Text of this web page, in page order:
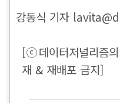
강동식 기자
[ⓒ데이터저널리즘
재 & 재배포 금지]